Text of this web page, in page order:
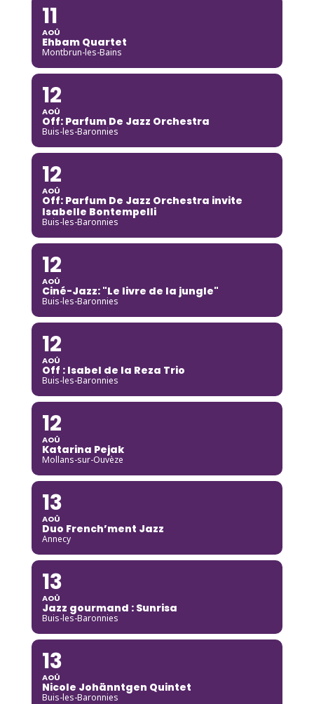
11
AOÛ
Ehbam Quartet
Montbrun-les-Bains
12
AOÛ
Off: Parfum De Jazz Orchestra
Buis-les-Baronnies
12
AOÛ
Off: Parfum De Jazz Orchestra invite
Isabelle Bontempelli
Buis-les-Baronnies
12
AOÛ
Ciné-Jazz: "Le livre de la jungle"
Buis-les-Baronnies
12
AOÛ
Off : Isabel de la Reza Trio
Buis-les-Baronnies
12
AOÛ
Katarina Pejak
Mollans-sur-Ouvèze
13
AOÛ
Duo French’ment Jazz
Annecy
13
AOÛ
Jazz gourmand : Sunrisa
Buis-les-Baronnies
13
AOÛ
Nicole Johänntgen Quintet
Buis-les-Baronnies